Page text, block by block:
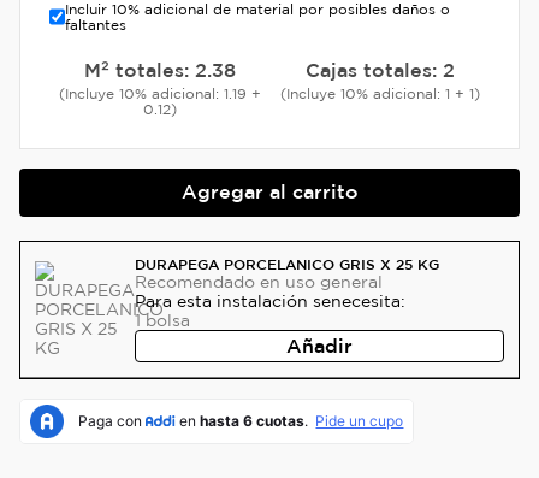
Incluir 10% adicional de material por posibles daños o
faltantes
M² totales: 2.38
(Incluye 10% adicional: 1.19 +
0.12)
Cajas totales: 2
(Incluye 10% adicional: 1 + 1)
Agregar al carrito
DURAPEGA PORCELANICO GRIS X 25 KG
Recomendado en uso general
Para esta instalación senecesita:
1 bolsa
Añadir